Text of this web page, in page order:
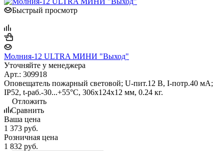
Быстрый просмотр
Молния-12 ULTRA МИНИ "Выход"
Уточняйте у менеджера
Арт.: 309918
Оповещатель пожарный световой; U-пит.12 В, I-потр.40 мА;
IP52, t-раб.-30...+55°С, 306х124х12 мм, 0.24 кг.
Отложить
Сравнить
Ваша цена
1 373 руб.
Розничная цена
1 832 руб.